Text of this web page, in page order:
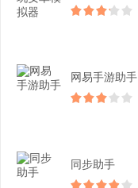
网易手游助手
同步助手